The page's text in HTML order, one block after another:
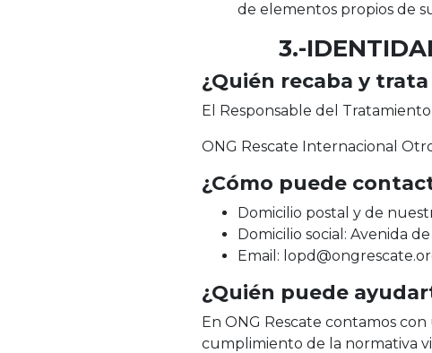
de elementos propios de
3.-
¿Quién recaba y
El Responsable del Tratamiento
ONG Rescate Internacional
¿Cómo puede
Domicilio postal y de
Domicilio social: Avenida
Email:
¿Quién puede
En ONG Rescate contamos
cumplimiento de la normativa